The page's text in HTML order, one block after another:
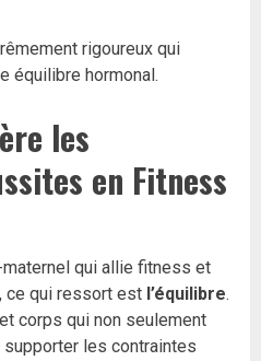
rigoureux qui
équilibre hormonal.
les
en Fitness
qui allie fitness et
ce qui ressort est l’équilibre.
corps qui non seulement
les contraintes